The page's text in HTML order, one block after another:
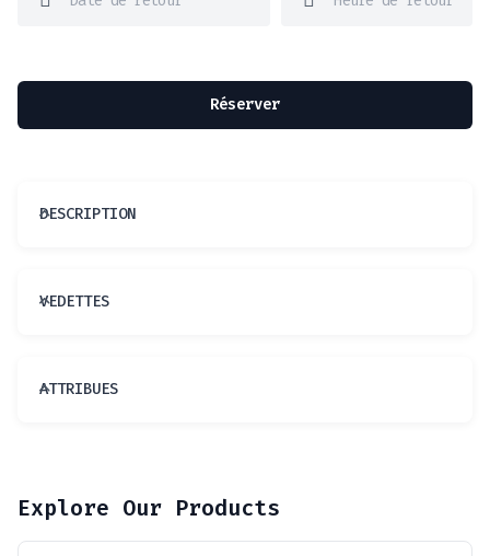
Réserver
DESCRIPTION
VEDETTES
ATTRIBUES
Explore Our Products